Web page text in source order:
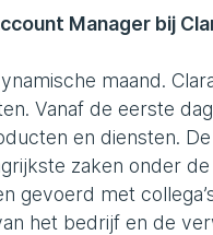
Manager bij
maand.
Vanaf de eerste
en diensten.
zaken onder
gevoerd met
het bedrijf en de